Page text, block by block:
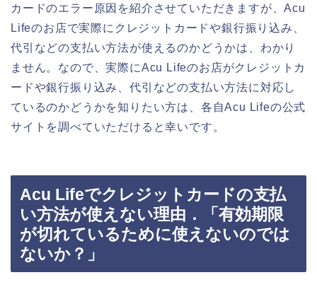
カードのエラー原因を紹介させていただきますが、Acu
Lifeのお店で実際にクレジットカードや銀行振り込み、
代引などの支払い方法が使えるのかどうかは、わかり
ません。なので、実際にAcu Lifeのお店がクレジットカ
ードや銀行振り込み、代引などの支払い方法に対応し
ているのかどうかを知りたい方は、各自Acu Lifeの公式
サイトを調べていただけると幸いです。
Acu Lifeでクレジットカードの支払
い方法が使えない理由．「有効期限
が切れているために使えないのでは
ないか？」